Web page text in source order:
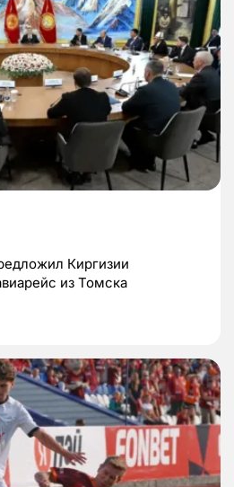
Киргизии
из Томска